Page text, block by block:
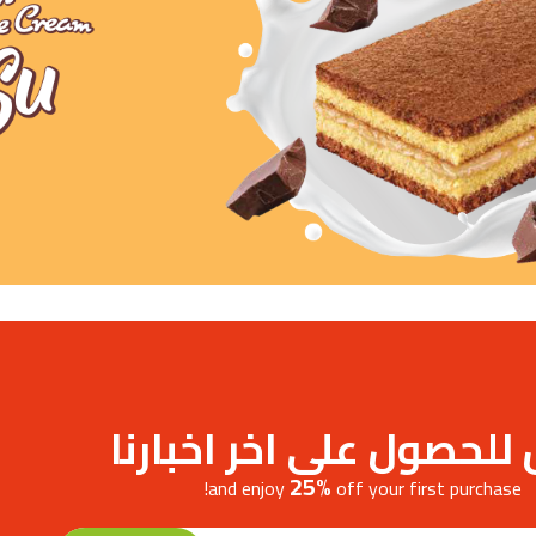
على اخر اخبارنا
and enjoy25%off your first purchase!